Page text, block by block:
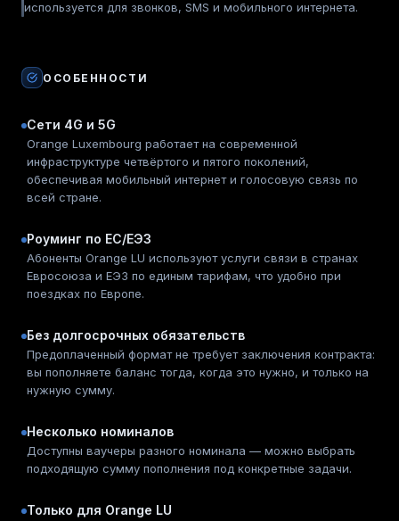
используется для звонков, SMS и мобильного интернета.
ОСОБЕННОСТИ
Сети 4G и 5G
Orange Luxembourg работает на современной
инфраструктуре четвёртого и пятого поколений,
обеспечивая мобильный интернет и голосовую связь по
всей стране.
Роуминг по ЕС/ЕЭЗ
Абоненты Orange LU используют услуги связи в странах
Евросоюза и ЕЭЗ по единым тарифам, что удобно при
поездках по Европе.
Без долгосрочных обязательств
Предоплаченный формат не требует заключения контракта:
вы пополняете баланс тогда, когда это нужно, и только на
нужную сумму.
Несколько номиналов
Доступны ваучеры разного номинала — можно выбрать
подходящую сумму пополнения под конкретные задачи.
Только для Orange LU